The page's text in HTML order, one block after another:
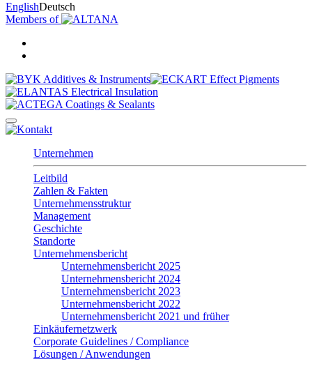
EnglishDeutsch
Members of
Unternehmen
Leitbild
Zahlen & Fakten
Unternehmensstruktur
Management
Geschichte
Standorte
Unternehmensbericht
Unternehmensbericht 2025
Unternehmensbericht 2024
Unternehmensbericht 2023
Unternehmensbericht 2022
Unternehmensbericht 2021 und früher
Einkäufernetzwerk
Corporate Guidelines / Compliance
Lösungen / Anwendungen